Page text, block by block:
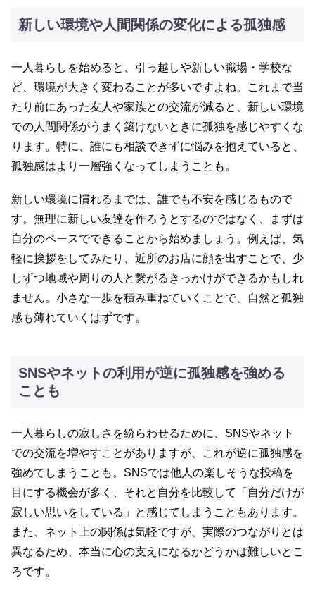
新しい環境や人間関係の変化による孤独感
一人暮らしを始めると、引っ越しや新しい職場・学校な
ど、環境が大きく変わることが多いですよね。これまで当
たり前にあった友人や家族との交流が減ると、新しい環境
での人間関係がうまく築けないときに孤独を感じやすくな
ります。特に、誰にも相談できずに悩みを抱えていると、
孤独感はより一層強くなってしまうことも。
新しい環境に慣れるまでは、誰でも不安を感じるもので
す。無理に新しい友達を作ろうとするのではなく、まずは
自分のペースでできることから始めましょう。例えば、気
軽に挨拶をしてみたり、近所のお店に顔を出すことで、少
しずつ地域や周りの人と繋がるきっかけができるかもしれ
ません。小さな一歩を積み重ねていくことで、自然と孤独
感も薄れていくはずです。
SNSやネットの利用が逆に孤独感を強める
ことも
一人暮らしの寂しさを紛らわせるために、SNSやネット
での交流を増やすことがありますが、これが逆に孤独感を
強めてしまうことも。SNSでは他人の楽しそうな投稿を
目にする機会が多く、それと自分を比較して「自分だけが
寂しい思いをしている」と感じてしまうこともあります。
また、ネット上の関係は気軽ですが、実際のつながりとは
異なるため、本当に心の支えになるかどうかは難しいとこ
ろです。